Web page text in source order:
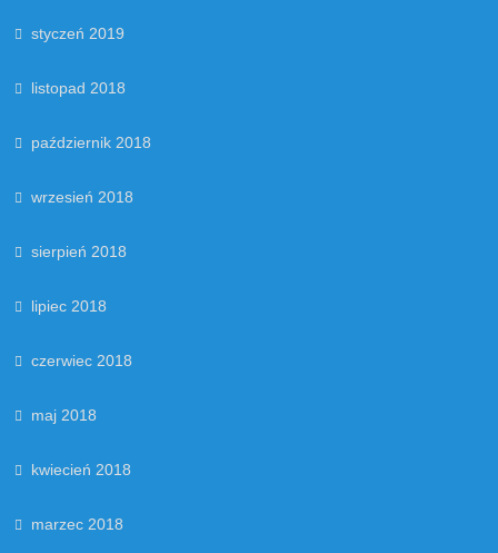
styczeń 2019
listopad 2018
październik 2018
wrzesień 2018
sierpień 2018
lipiec 2018
czerwiec 2018
maj 2018
kwiecień 2018
marzec 2018